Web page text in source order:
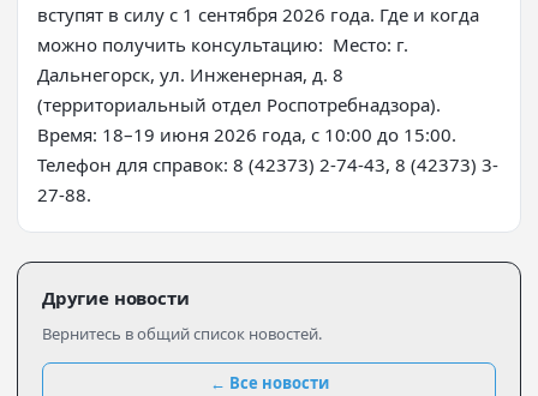
вступят в силу с 1 сентября 2026 года. Где и когда
можно получить консультацию: Место: г.
Дальнегорск, ул. Инженерная, д. 8
(территориальный отдел Роспотребнадзора).
Время: 18–19 июня 2026 года, с 10:00 до 15:00.
Телефон для справок: 8 (42373) 2-74-43, 8 (42373) 3-
27-88.
Другие новости
Вернитесь в общий список новостей.
← Все новости